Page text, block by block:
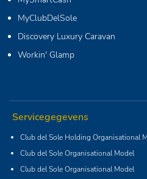
MyClubDelSole
Discovery Luxury Caravan
Workin' Glamp
Servicegegevens
Club del Sole Holding Organisational
Club del Sole Organisational Model
Club del Sole Organisational Model